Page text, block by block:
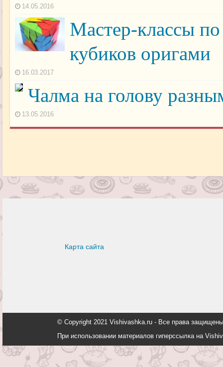
14.05.2016
Мастер-классы
кубиков оригами
16.03.2017
Чалма на голову
13.05.2016
Карта сайта
© Copyright 2021 Vishivashka.ru - Все права
При использовании материалов гиперссылка на